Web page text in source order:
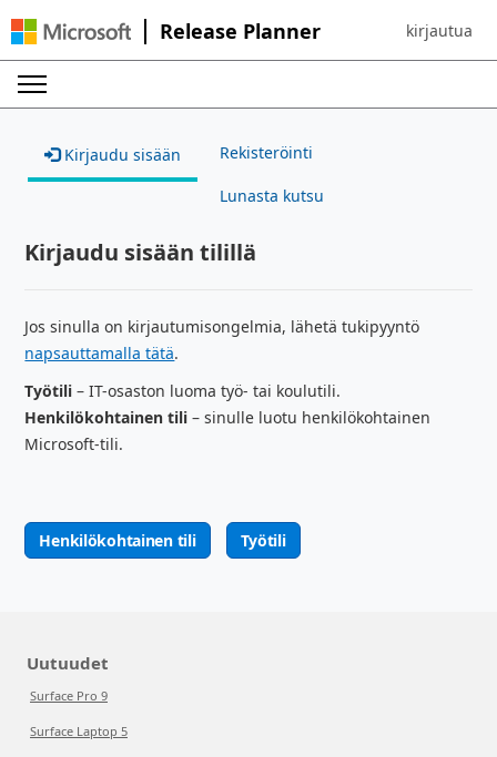
Release Planner Sign in to
kirjautua
Kirjaudu sisään Rekisteröinti
Lunasta kutsu
Kirjaudu sisään tilillä
Jos sinulla on kirjautumisongelmia, lähetä tukipyyntö
napsauttamalla tätä.
Työtili – IT-osaston luoma työ- tai koulutili.
Henkilökohtainen tili – sinulle luotu henkilökohtainen
Microsoft-tili.
Henkilökohtainen tili Työtili
Uutuudet
Surface Pro 9
Surface Laptop 5